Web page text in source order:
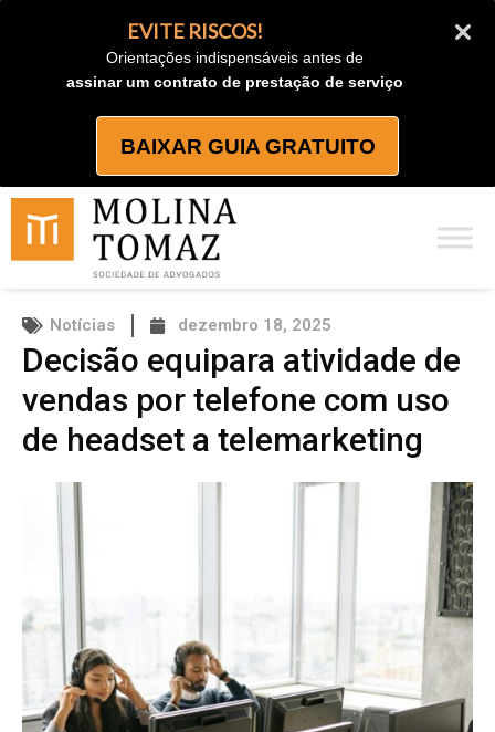
EVITE RISCOS!
Orientações indispensáveis antes de
assinar um contrato de prestação de serviço
BAIXAR GUIA GRATUITO
Notícias dezembro 18, 2025
Decisão equipara atividade de
vendas por telefone com uso
de headset a telemarketing